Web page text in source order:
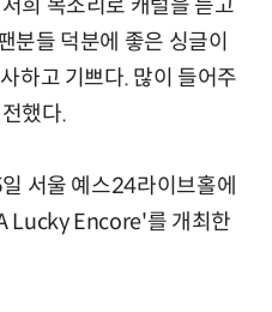
희 목소리로 캐럴을 듣고
분들 덕분에 좋은 싱글이
하고 기쁘다. 많이 들어주
했다.
서울 예스24라이브홀에
Lucky Encore'를 개최한